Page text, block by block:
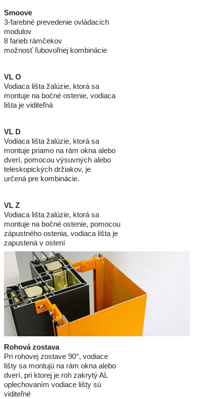
Smoove
3-farebné prevedenie ovládacích
modulov
8 farieb rámčekov
možnosť ľubovoľnej kombinácie
VL O
Vodiaca lišta žalúzie, ktorá sa
montuje na bočné ostenie, vodiaca
lišta je viditeľná
VL D
Vodiaca lišta žalúzie, ktorá sa
montuje priamo na rám okna alebo
dverí, pomocou výsuvných alebo
teleskopických držiakov, je
určená pre kombinácie.
VL Z
Vodiaca lišta žalúzie, ktorá sa
montuje na bočné ostenie, pomocou
zápustného ostenia, vodiaca lišta je
zapustená v ostení
Rohová zostava
Pri rohovej zostave 90°, vodiace
lišty sa montujú na rám okna alebo
dverí, pri ktorej je roh zakrytý AL
oplechovaním vodiace lišty sú
viditeľné